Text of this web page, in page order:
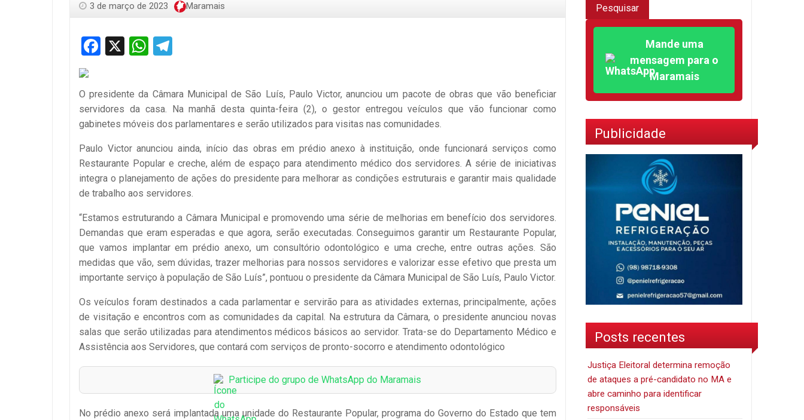
3 de março de 2023 Maramais
Facebook
X WhatsApp
O presidente da Câmara Municipal de São Luís, Paulo Victor, anunciou um pacote de obras que vão beneficiar
servidores da casa. Na manhã desta quinta-feira (2), o gestor entregou veículos que vão funcionar como
gabinetes móveis dos parlamentares e serão utilizados para visitas nas comunidades.
Paulo Victor anunciou ainda, início das obras em prédio anexo à instituição, onde funcionará serviços como
Restaurante Popular e creche, além de espaço para atendimento médico dos servidores. A série de iniciativas
integra o planejamento de ações do presidente para melhorar as condições estruturais e garantir mais qualidade
de trabalho aos servidores.
“Estamos estruturando a Câmara Municipal e promovendo uma série de melhorias em benefício dos servidores.
Demandas que eram esperadas e que agora, serão executadas. Conseguimos garantir um Restaurante Popular,
que vamos implantar em prédio anexo, um consultório odontológico e uma creche, entre outras ações. São
medidas que vão, sem dúvidas, trazer melhorias para nossos servidores e valorizar esse efetivo que presta um
importante serviço à população de São Luís”, pontuou o presidente da Câmara Municipal de São Luís, Paulo Victor.
Os veículos foram destinados a cada parlamentar e servirão para as atividades externas, principalmente, ações
de visitação e encontros com as comunidades da capital. Na estrutura da Câmara, o presidente anunciou novas
salas que serão utilizadas para atendimentos médicos básicos ao servidor. Trata-se do Departamento Médico e
Assistência aos Servidores, que contará com serviços de pronto-socorro e atendimento odontológico
Participe do grupo de WhatsApp do Maramais
No prédio anexo será implantada uma unidade do Restaurante Popular, programa do Governo do Estado que tem
Mande uma
mensagem para o
Maramais
Publicidade
Posts recentes
Justiça Eleitoral determina remoção
de ataques a pré-candidato no MA e
abre caminho para identificar
responsáveis